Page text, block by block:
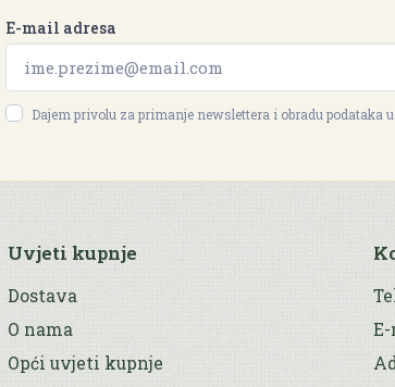
E-mail adresa
Dajem privolu za primanje newslettera i obradu podataka u
Uvjeti kupnje
Dostava
O nama
Opći uvjeti kupnje